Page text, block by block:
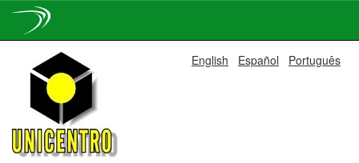
navigation
English Español Português